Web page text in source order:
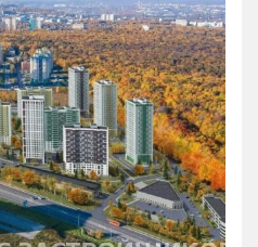
₽/м² млн ₽
до
до
до